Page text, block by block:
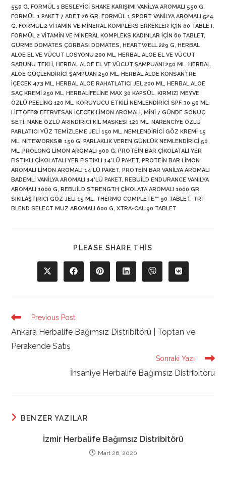
550 G, FORMÜL 1 BESLEYICI SHAKE KARIŞIMI VANILYA AROMALI 550 G,
FORMÜL 1 PAKET 7 ADET 26 GR, FORMÜL 1 SPORT VANILYA AROMALI 524
G, FORMÜL 2 VITAMIN VE MINERAL KOMPLEKS ERKEKLER İÇIN 60 TABLET,
FORMÜL 2 VITAMIN VE MINERAL KOMPLEKS KADINLAR İÇIN 60 TABLET,
GURME DOMATES ÇORBASI DOMATES, HEARTWELL 229 G, HERBAL
ALOE EL VE VÜCUT LOSYONU 200 ML, HERBAL ALOE EL VE VÜCUT
SABUNU TEKLI, HERBAL ALOE EL VE VÜCUT ŞAMPUANI 250 ML, HERBAL
ALOE GÜÇLENDIRICI ŞAMPUAN 250 ML, HERBAL ALOE KONSANTRE
İÇECEK 473 ML, HERBAL ALOE RAHATLATICI JEL 200 ML, HERBAL ALOE
SAÇ KREMI 250 ML, HERBALIFELINE MAX 30 KAPSÜL, KIRMIZI MEYVE
ÖZLÜ PEELING 120 ML, KORUYUCU ETKILI NEMLENDIRICI SPF 30 50 ML,
LIFTOFF® EFERVESAN İÇECEK LIMON AROMALI, MINI 7 GÜNDE SONUÇ
SETI, NANE ÖZLÜ ARINDIRICI KIL MASKESI 120 ML, NARENCIYE ÖZLÜ
PARLATICI YÜZ TEMIZLEME JELI 150 ML, NEMLENDIRICI GÖZ KREMI 15
ML, NITEWORKS® 150 G, PARLAKLIK VEREN GÜNLÜK NEMLENDIRICI 50
ML, PROLONG LIMON AROMALI 900 G, PROTEIN BAR ÇIKOLATALI YER
FISTIKLI ÇIKOLATALI YER FISTIKLI 14’LÜ PAKET, PROTEIN BAR LIMON
AROMALI LIMON AROMALI 14’LÜ PAKET, PROTEIN BAR VANILYA AROMALI
BADEMLI VANILYA AROMALI 14’LÜ PAKET, REBUILD ENDURANCE VANILYA
AROMALI 1000 G, REBUILD STRENGTH ÇIKOLATA AROMALI 1000 GR,
SIKILAŞTIRICI GÖZ JELI 15 ML, THERMO COMPLETE™ 90 TABLET, TRI
BLEND SELECT MUZ AROMALI 600 G, XTRA-CAL 90 TABLET
PLEASE SHARE THIS
CONTENT
Opens
in
Opens
in
Opens
in
Opens
in
Opens
in
Opens
in
Read
articles
Previous Post
Ankara Herbalife Bağımsız Distribitörü | Toptan ve
Perakende Satış
Sonraki Yazı
İhsaniye Herbalife Bağımsız Distribitörü
BENZER YAZILAR
İzmir Herbalife Bağımsız Distribitörü
Mart 26, 2020